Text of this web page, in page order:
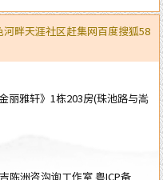
河畔天涯社区赶集网百度搜狐58
丽雅轩》1栋203房(珠池路与嵩
陈洲咨沟询工作室粤ICP备